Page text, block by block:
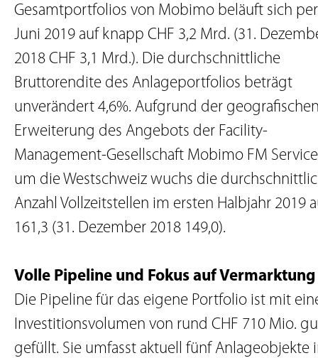
Gesamtportfolios von Mobimo beläuft sich
Juni 2019 auf knapp CHF 3,2 Mrd. (31.
2018 CHF 3,1 Mrd.). Die durchschnittliche
Bruttorendite des Anlageportfolios beträgt
unverändert 4,6%. Aufgrund der
Erweiterung des Angebots der Facility-
Management-Gesellschaft Mobimo FM
um die Westschweiz wuchs die
Anzahl Vollzeitstellen im ersten Halbjahr 2019
161,3 (31. Dezember 2018 149,0).
Volle Pipeline und Fokus auf Vermarktung
Die Pipeline für das eigene Portfolio ist mit
Investitionsvolumen von rund CHF 710 Mio.
gefüllt. Sie umfasst aktuell fünf Anlageobjekte